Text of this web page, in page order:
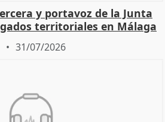
y portavoz de la Junta
territoriales en Málaga
31/07/2026